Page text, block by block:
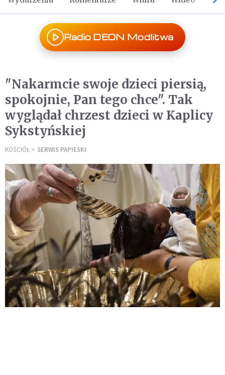
Radio DEON Modlitwa
"Nakarmcie swoje dzieci piersią,
spokojnie, Pan tego chce". Tak
wyglądał chrzest dzieci w Kaplicy
Sykstyńskiej
KOŚCIÓŁ SERWIS PAPIESKI